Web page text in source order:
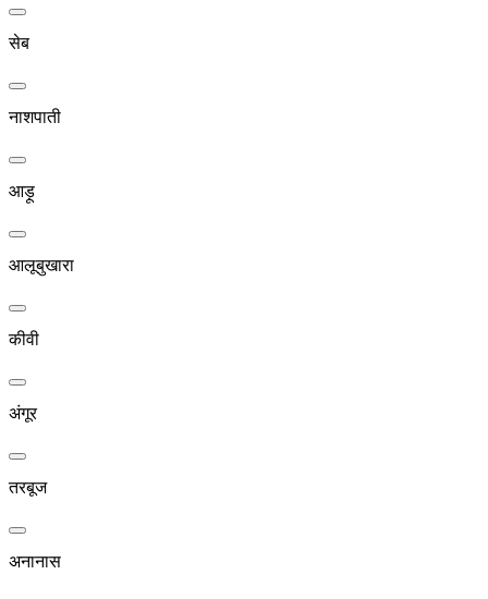
सेब
नाशपाती
आड़ू
आलूबुखारा
कीवी
अंगूर
तरबूज
अनानास